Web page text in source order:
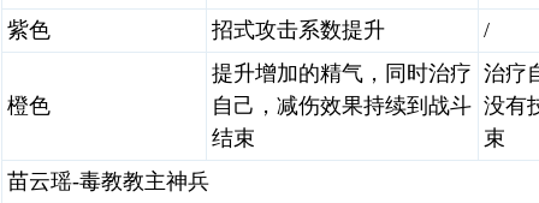
紫色
招式攻击系数提升 /
橙色
提升增加的精气，同时治疗
自己，减伤效果持续到战斗
结束
治疗
没有
束
苗云瑶-毒教教主神兵